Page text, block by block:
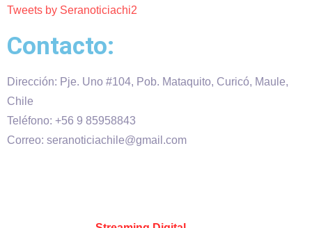
Tweets by Seranoticiachi2
Contacto:
Dirección: Pje. Uno #104, Pob. Mataquito, Curicó, Maule,
Chile
Teléfono: +56 9 85958843
Correo: seranoticiachile@gmail.com